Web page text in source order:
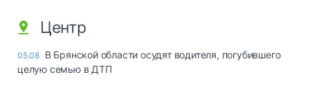
Центр
05.08 В Брянской области осудят водителя, погубившего
целую семью в ДТП